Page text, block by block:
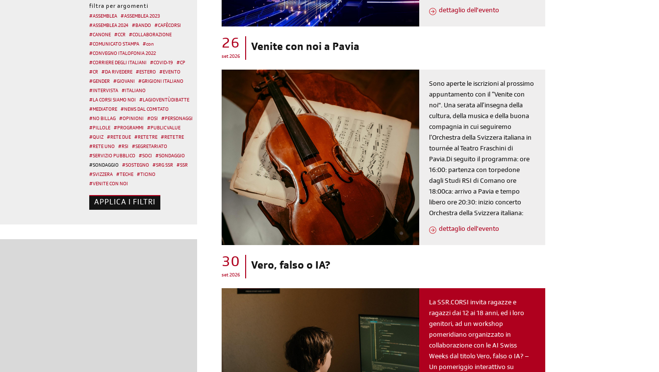
sondaggi
di' la tua
login
area riservata
filtra per argomenti
#ASSEMBLEA #ASSEMBLEA 2023
#ASSEMBLEA 2024 #BANDO #CAFÈCORSI
#CANONE #CCR #COLLABORAZIONE
#COMUNICATO STAMPA #con
#CONVEGNO ITALOFONIA 2022
#CORRIERE DEGLI ITALIANI #COVID-19 #CP
#CR #DA RIVEDERE #ESTERO #EVENTO
#GENDER #GIOVANI #GRIGIONI ITALIANO
#INTERVISTA #ITALIANO
#LA CORSI SIAMO NOI #LAGIOVENTÙDIBATTE
#MEDIATORE #NEWS DAL COMITATO
#NO BILLAG #OPINIONI #OSI #PERSONAGGI
#PILLOLE #PROGRAMMI #PUBLIC VALUE
#QUIZ #RETE DUE #RETE TRE #RETE TRE
#RETE UNO #RSI #SEGRETARIATO
#SERVIZIO PUBBLICO #SOCI #SONDAGGIO
#SONDAGGIO #SOSTEGNO #SRG SSR #SSR
#SVIZZERA # TECHE # TICINO
#VENITE CON NOI
dettaglio dell'evento
26
set 2026
Venite con noi a Pavia
Sono aperte le iscrizioni al prossimo
appuntamento con il “Venite con
noi". Una serata all’insegna della
cultura, della musica e della buona
compagnia in cui seguiremo
l’Orchestra della Svizzera italiana in
tournée al Teatro Fraschini di
Pavia.Di seguito il programma: ore
16:00: partenza con torpedone
dagli Studi RSI di Comano ore
18:00ca: arrivo a Pavia e tempo
libero ore 20:30: inizio concerto
Orchestra della Svizzera italiana:
dettaglio dell'evento
30
set 2026
Vero, falso o IA?
La SSR.CORSI invita ragazze e
ragazzi dai 12 ai 18 anni, ed i loro
genitori, ad un workshop
pomeridiano organizzato in
collaborazione con le AI Swiss
Weeks dal titolo Vero, falso o IA? –
Un pomeriggio interattivo su